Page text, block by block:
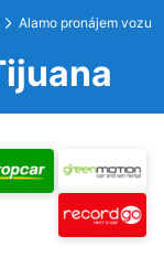
Alamo pronájem vozu